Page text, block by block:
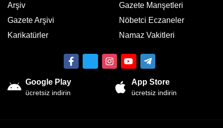
Arşiv
Gazete Arşivi
Karikatürler
Gazete Manşetleri
Nöbetci Eczaneler
Namaz Vakitleri
Google Play
ücretsiz indirin
App Store
ücretsiz indirin